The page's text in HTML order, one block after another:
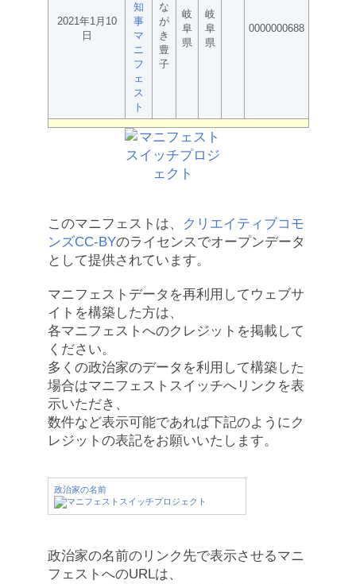
2021年1月10
日
知
事
マ
ニ
フ
ェ
ス
ト
な
が
き
豊
子
岐
阜
県
岐
阜
県
0000000688
このマニフェストは、
クリエイティブコモ
ンズCC-BYのライセンスでオープンデータ
として提供されています。
マニフェストデータを再利用してウェブサ
イトを構築した方は、
各マニフェストへのクレジットを掲載して
ください。
多くの政治家のデータを利用して構築した
場合はマニフェストスイッチへリンクを表
示いただき、
数件など表示可能であれば下記のようにク
レジットの表記をお願いいたします。
政治家の名前
政治家の名前のリンク先で表示させるマニ
フェストへのURLは、